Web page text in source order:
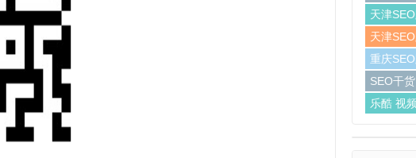
天津
天津
重庆
SEO干货
乐酷 视